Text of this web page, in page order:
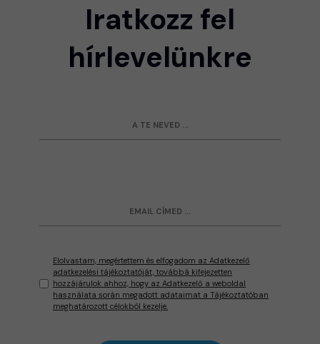
Iratkozz fel
hírlevelünkre
Elolvastam, megértettem és elfogadom az Adatkezelő
adatkezelési tájékoztatóját, továbbá kifejezetten
hozzájárulok ahhoz, hogy az Adatkezelő a weboldal
használata során megadott adataimat a Tájékoztatóban
meghatározott célokból kezelje.